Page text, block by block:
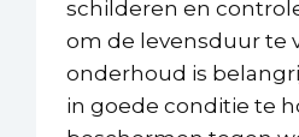
schilderen en
om de levensduur te
onderhoud is
in goede conditie te